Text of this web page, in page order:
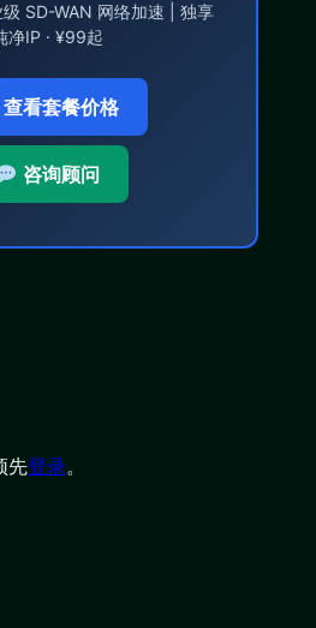
级 SD-WAN 网络加速 | 独享
净IP · ¥99起
查看套餐价格
咨询顾问
先登录。